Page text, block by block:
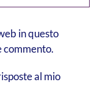
in questo
commento.
al mio